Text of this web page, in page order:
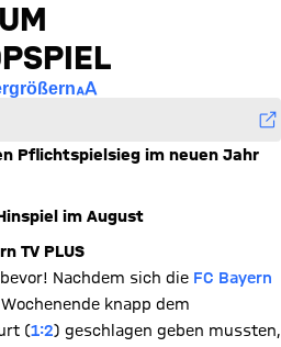
Pflichtspielsieg im neuen Jahr
im August
TV PLUS
Nachdem sich die FC Bayern
knapp dem
(1:2) geschlagen geben mussten,